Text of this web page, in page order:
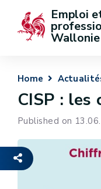
Emploi
Wallonie
Home
CISP : les
Published on